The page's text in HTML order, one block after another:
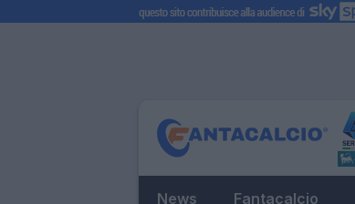
News Fantacalcio